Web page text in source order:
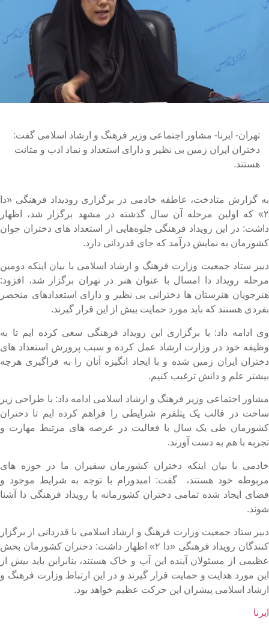
تهران- ایرنا- مشاور اجتماعی وزیر فرهنگ و ارشاد اسلامی گفت:
دختران ایران زمین بی نظیر و دارای استعداد و نماد ادب و متانت
هستند.
گزارش متادخت، عاطفه خادمی در برگزاری رودیداد فرهنگی «دا
۲» که اولین مرحله آن سال گذشته در مشهد برگزار شد، اظهار
در این رویداد فرهنگی جلوه‌هایی از استعداد های دختران جوان
به نمایش درآمد که جای قدردانی دارد.
ستاد جمعیت وزارت فرهنگ و ارشاد اسلامی با بیان اینکه دومین
رویداد دا امسال با عنوان هنر در تهران برگزار شد، ‌افزود:
هنرستان ها دخترانی بی نظیر و دارای استعدادهای منحصر
هستند که باید مورد حمایت بیش از این قرار گیرند.
ادامه داد: با برگزاری این رویداد فرهنگی سعی کرده ایم تا به
خود در وزارت ارشاد عمل کرده و سبب پرورش استعداد های
ایران زمین شده و با ایجاد انگیزه آنان را به فراگیری هرچه
علم و دانش ترغیب کنیم.
اجتماعی وزیر فرهنگ و ارشاد اسلامی ادامه داد: با طراحی زیر
در قالب یک پتلفرم شرایطی را فراهم کرده ایم تا دختران
طی یک سال با فعالیت در عرصه های مرتبط مهارت و
با هم به دست آورند.
با بیان اینکه دختران کشورمان سفیران ما در حوزه های
خود هستند، ‌ گفت: امیدورام با توجه به شرایط موجود و
ایجاد شده تمامی دختران کشورمانه با رویداد فرهنگی دا آشنا
ستاد جمعیت وزارت فرهنگ و ارشاد اسلامی با قدردانی از برگزار
کنندگان رویداد فرهنگی «دا ۲» اظهار داشت: دختران کشورمان بخش
از مسئولان آینده این آب و خاک هستند، بنابراین باید بیش از
مورد هدایت و حمایت قرار گیرند و در این ارتباط وزارت فرهنگ و
اسلامی پیشران این حرکت عظیم خواهد بود.​